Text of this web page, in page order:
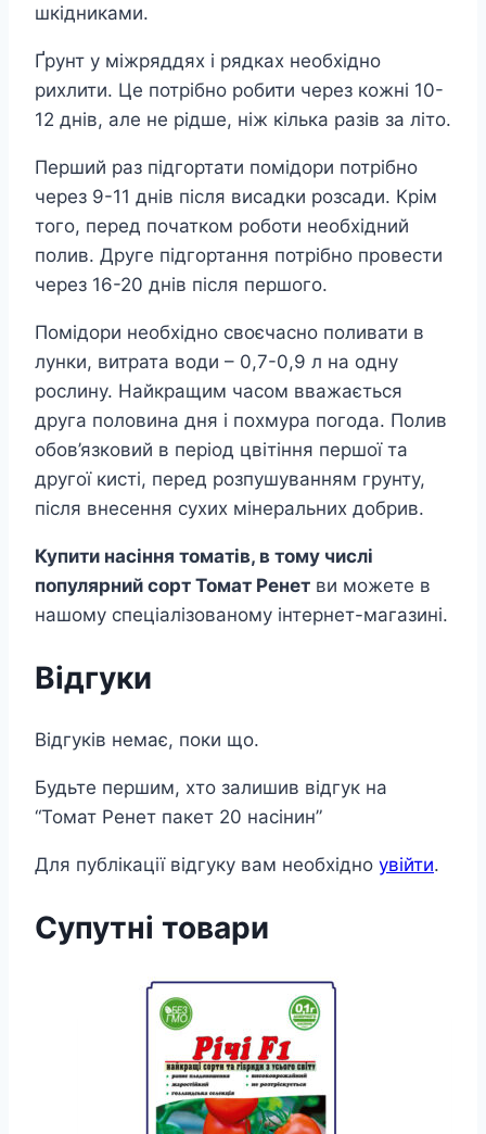
шкідниками.
Ґрунт у міжряддях і рядках необхідно
рихлити. Це потрібно робити через кожні 10-
12 днів, але не рідше, ніж кілька разів за літо.
Перший раз підгортати помідори потрібно
через 9-11 днів після висадки розсади. Крім
того, перед початком роботи необхідний
полив. Друге підгортання потрібно провести
через 16-20 днів після першого.
Помідори необхідно своєчасно поливати в
лунки, витрата води – 0,7-0,9 л на одну
рослину. Найкращим часом вважається
друга половина дня і похмура погода. Полив
обов’язковий в період цвітіння першої та
другої кисті, перед розпушуванням грунту,
після внесення сухих мінеральних добрив.
Купити насіння томатів, в тому числі
популярний сорт Томат Ренет ви можете в
нашому спеціалізованому інтернет-магазині.
Відгуки
Відгуків немає, поки що.
Будьте першим, хто залишив відгук на
“Томат Ренет пакет 20 насінин”
Для публікації відгуку вам необхідно увійти.
Супутні товари